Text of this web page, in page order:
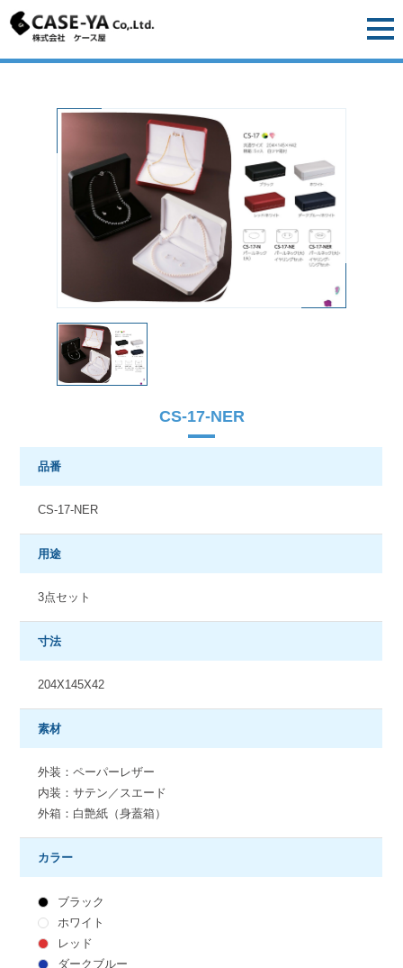
CS-17-NER
品番
CS-17-NER
用途
3点セット
寸法
204X145X42
素材
外装：ペーパーレザー
内装：サテン／スエード
外箱：白艶紙（身蓋箱）
カラー
ブラック
ホワイト
レッド
ダークブルー